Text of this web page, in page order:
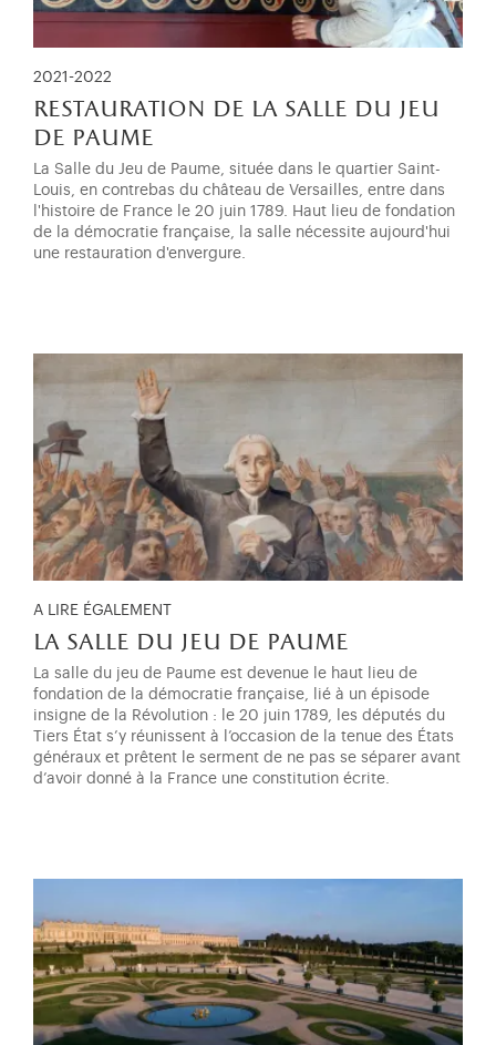
2021-2022
restauration de la salle du jeu
de paume
La Salle du Jeu de Paume, située dans le quartier Saint-
Louis, en contrebas du château de Versailles, entre dans
l'histoire de France le 20 juin 1789. Haut lieu de fondation
de la démocratie française, la salle nécessite aujourd'hui
une restauration d'envergure.
A LIRE ÉGALEMENT
la salle du jeu de paume
La salle du jeu de Paume est devenue le haut lieu de
fondation de la démocratie française, lié à un épisode
insigne de la Révolution : le 20 juin 1789, les députés du
Tiers État s’y réunissent à l’occasion de la tenue des États
généraux et prêtent le serment de ne pas se séparer avant
d’avoir donné à la France une constitution écrite.